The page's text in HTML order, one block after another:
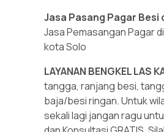
Jasa Pasang Pagar Besi
Jasa Pemasangan Pagar
kota Solo
LAYANAN BENGKEL LAS
tangga, ranjang besi,
baja/besi ringan. Untuk
sekali lagi jangan ragu